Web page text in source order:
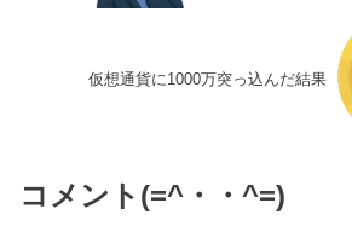
仮想通貨に1000万突っ込んだ結果
コメント(=^・・^=)